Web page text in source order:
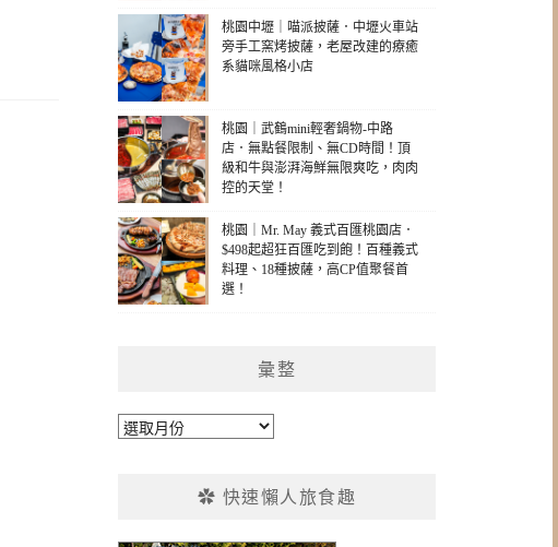
桃園中壢｜喵派披薩．中壢火車站
旁手工窯烤披薩，老屋改建的療癒
系貓咪風格小店
桃園｜武鶴mini輕奢鍋物-中路
店．無點餐限制、無CD時間！頂
級和牛與澎湃海鮮無限爽吃，肉肉
控的天堂！
桃園｜Mr. May 義式百匯桃園店．
$498起超狂百匯吃到飽！百種義式
料理、18種披薩，高CP值聚餐首
選！
彙整
彙
✿ 快速懶人旅食趣